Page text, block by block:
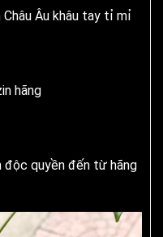
Châu Âu khâu tay tỉ mỉ
hãng
độc quyền đến từ hãng